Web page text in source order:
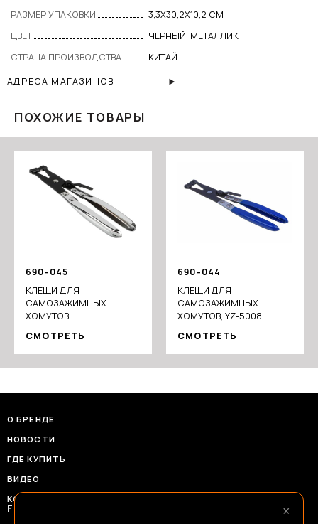
РАЗМЕР УПАКОВКИ
3,3Х30,2Х10,2 СМ
ЦВЕТ
ЧЕРНЫЙ, МЕТАЛЛИК
СТРАНА ПРОИЗВОДСТВА
КИТАЙ
АДРЕСА МАГАЗИНОВ
ПОХОЖИЕ ТОВАРЫ
690-045
КЛЕЩИ ДЛЯ
САМОЗАЖИМНЫХ
ХОМУТОВ
СМОТРЕТЬ
690-044
КЛЕЩИ ДЛЯ
САМОЗАЖИМНЫХ
ХОМУТОВ, YZ-5008
СМОТРЕТЬ
О БРЕНДЕ
НОВОСТИ
ГДЕ КУПИТЬ
ВИДЕО
КОНТАКТЫ
FRANSHIZAERMAK@CONSTANTA-T.RU ×